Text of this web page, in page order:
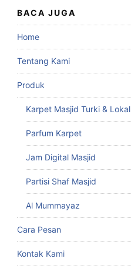
BACA JUGA
Home
Tentang Kami
Produk
Karpet Masjid Turki & Lokal
Parfum Karpet
Jam Digital Masjid
Partisi Shaf Masjid
Al Mummayaz
Cara Pesan
Kontak Kami